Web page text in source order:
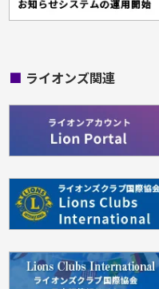
■ ライオンズ関連